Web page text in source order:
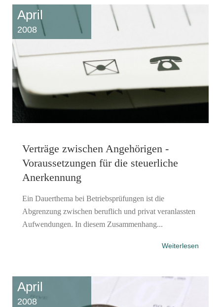
April
2008
Verträge zwischen Angehörigen -
Voraussetzungen für die steuerliche
Anerkennung
Ein Dauerthema bei Betriebsprüfungen ist die
Abgrenzung zwischen beruflich und privat veranlassten
Aufwendungen. In diesem Zusammenhang...
Weiterlesen
April
2008